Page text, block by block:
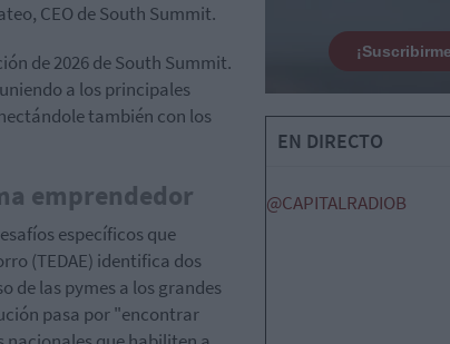
CEO de South Summit.
de 2026 de South Summit.
a los principales
también con los
emprendedor
específicos que
(TEDAE) identifica dos
de las pymes a los grandes
pasa por "encontrar
EN DIRECTO
@CAPITALRADIOB